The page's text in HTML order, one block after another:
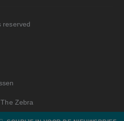
reserved
Zebra